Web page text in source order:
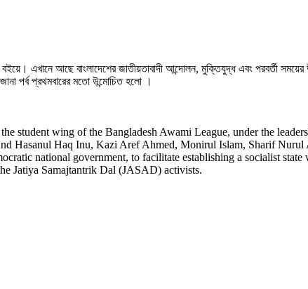
এখানে আছে বাংলাদেশের জাতীয়তাবাদী আন্দোলন, মুক্তিযুদ্ধ এবং পরবর্তী সময়ের
পর্ব প্রথমবারের মতো উন্মোচিত হলো ।
student wing of the Bangladesh Awami League, under the
Hasanul Haq Inu, Kazi Aref Ahmed, Monirul Islam, Sharif
national government, to facilitate establishing a socialist state
Jatiya Samajtantrik Dal (JASAD) activists.